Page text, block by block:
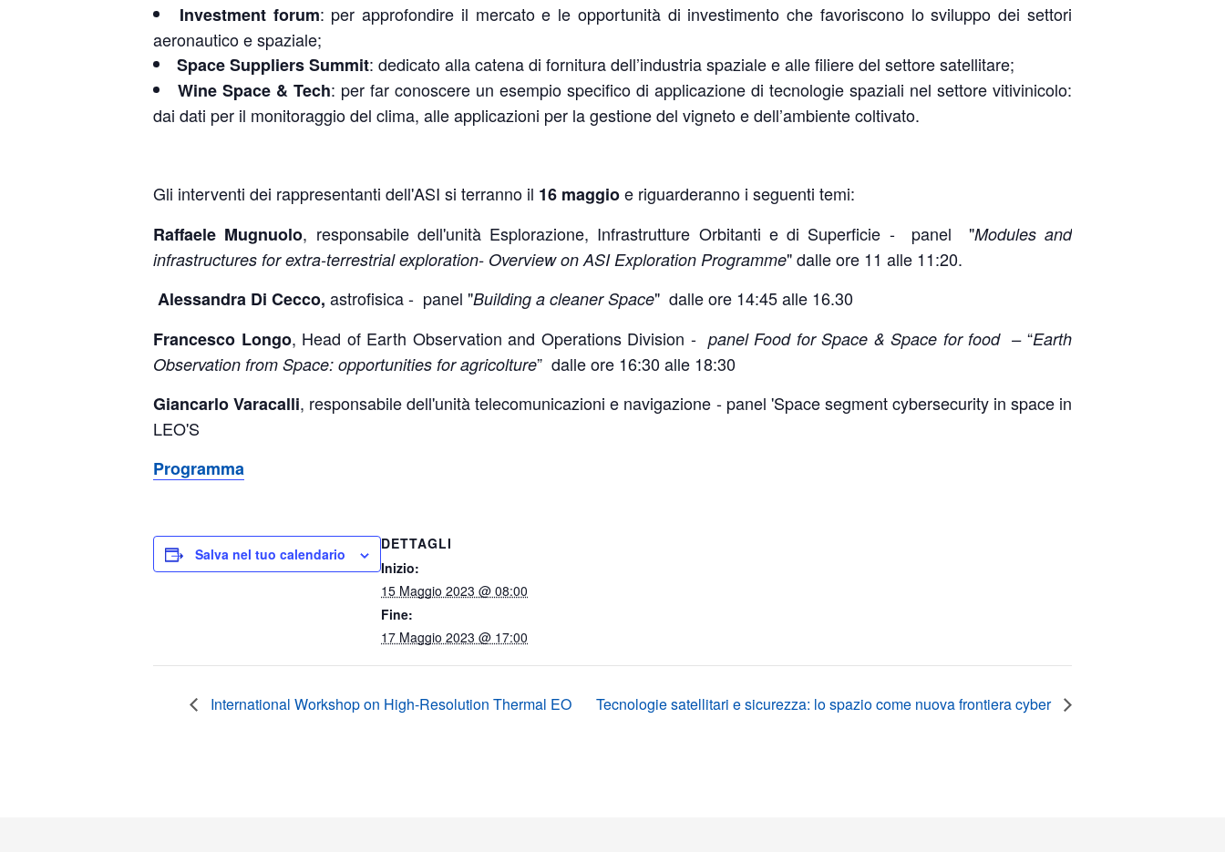
Investment forum: per approfondire il mercato e le opportunità di investimento che favoriscono lo sviluppo dei settori
aeronautico e spaziale;
Space Suppliers Summit: dedicato alla catena di fornitura dell’industria spaziale e alle filiere del settore satellitare;
Wine Space & Tech: per far conoscere un esempio specifico di applicazione di tecnologie spaziali nel settore vitivinicolo:
dai dati per il monitoraggio del clima, alle applicazioni per la gestione del vigneto e dell’ambiente coltivato.
Gli interventi dei rappresentanti dell'ASI si terranno il 16 maggioe riguarderanno i seguenti temi:
Raffaele Mugnuolo, responsabile dell'unità Esplorazione, Infrastrutture Orbitanti e di Superficie - panel "Modules and
infrastructures for extra-terrestrial exploration- Overview on ASI Exploration Programme" dalle ore 11 alle 11:20.
Alessandra Di Cecco, astrofisica - panel "Building a cleaner Space" dalle ore 14:45 alle 16.30
Francesco Longo, Head of Earth Observation and Operations Division - panel Food for Space & Space for food –“Earth
Observation from Space: opportunities for agricolture” dalle ore 16:30 alle 18:30
Giancarlo Varacalli, responsabile dell'unità telecomunicazioni e navigazione - panel 'Space segment cybersecurity in space in
LEO'S
Programma
Salva nel tuo calendario
DETTAGLI
Inizio:
15 Maggio 2023 @ 08:00
Fine:
17 Maggio 2023 @ 17:00
International Workshop on High-Resolution Thermal EO Tecnologie satellitari e sicurezza: lo spazio come nuova frontiera cyber